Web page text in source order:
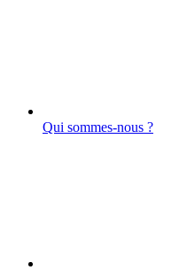
Qui sommes-nous ?